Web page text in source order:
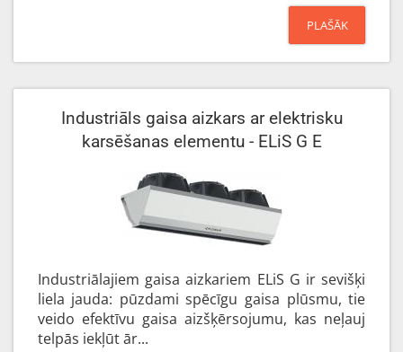
PLAŠĀK
Industriāls gaisa aizkars ar elektrisku
karsēšanas elementu - ELiS G E
Industriālajiem gaisa aizkariem ELiS G ir sevišķi
liela jauda: pūzdami spēcīgu gaisa plūsmu, tie
veido efektīvu gaisa aizšķērsojumu, kas neļauj
telpās iekļūt ār...